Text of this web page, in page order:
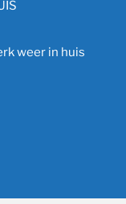
weer in huis